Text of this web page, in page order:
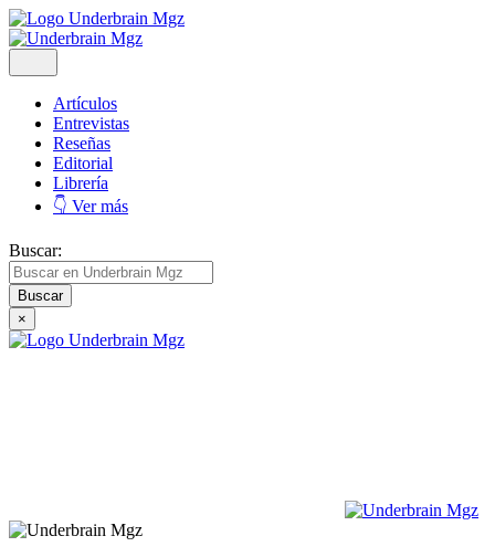
Artículos
Entrevistas
Reseñas
Editorial
Librería
👇 Ver más
Buscar:
×